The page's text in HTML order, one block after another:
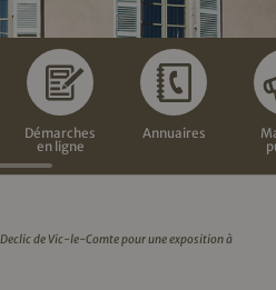
Démarches
en ligne
Annuaires
de Vic-le-Comte pour une exposition à